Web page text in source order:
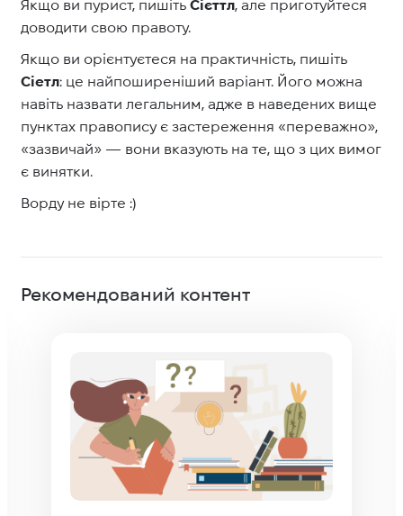
Якщо ви пурист, пишіть Сієттл, але приготуйтеся
доводити свою правоту.
Якщо ви орієнтуєтеся на практичність, пишіть
Сіетл: це найпоширеніший варіант. Його можна
навіть назвати легальним, адже в наведених вище
пунктах правопису є застереження «переважно»,
«зазвичай» — вони вказують на те, що з цих вимог
є винятки.
Ворду не вірте :)
Рекомендований контент